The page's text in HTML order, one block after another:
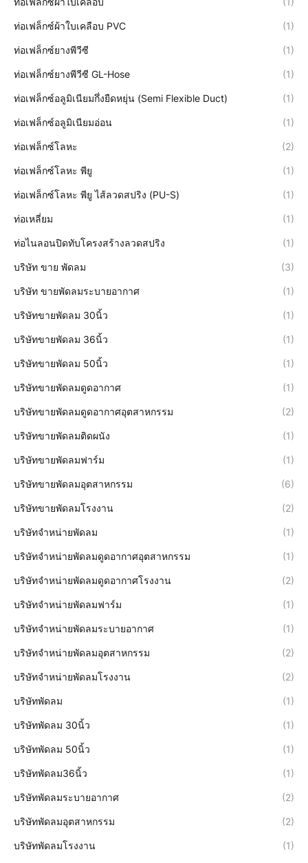
ท่อเฟล็กซ์ผ้าใบเคลือบ PVC (1)
ท่อเฟล็กซ์ยางพีวีซี (1)
ท่อเฟล็กซ์ยางพีวีซี GL-Hose (1)
ท่อเฟล็กซ์อลูมิเนียมกึ่งยืดหยุ่น (Semi Flexible Duct) (1)
ท่อเฟล็กซ์อลูมิเนียมอ่อน (1)
ท่อเฟล็กซ์โลหะ (2)
ท่อเฟล็กซ์โลหะ พียู (1)
ท่อเฟล็กซ์โลหะ พียู ไส้ลวดสปริง (PU-S) (1)
ท่อเหลี่ยม (1)
ท่อไนลอนปิดทับโครงสร้างลวดสปริง (1)
บริษัท ขาย พัดลม (3)
บริษัท ขายพัดลมระบายอากาศ (1)
บริษัทขายพัดลม 30นิ้ว (1)
บริษัทขายพัดลม 36นิ้ว (1)
บริษัทขายพัดลม 50นิ้ว (1)
บริษัทขายพัดลมดูดอากาศ (1)
บริษัทขายพัดลมดูดอากาศอุตสาหกรรม (2)
บริษัทขายพัดลมติดผนัง (1)
บริษัทขายพัดลมฟาร์ม (1)
บริษัทขายพัดลมอุตสาหกรรม (6)
บริษัทขายพัดลมโรงงาน (2)
บริษัทจำหน่ายพัดลม (1)
บริษัทจำหน่ายพัดลมดูดอากาศอุตสาหกรรม (1)
บริษัทจำหน่ายพัดลมดูดอากาศโรงงาน (2)
บริษัทจำหน่ายพัดลมฟาร์ม (1)
บริษัทจำหน่ายพัดลมระบายอากาศ (1)
บริษัทจำหน่ายพัดลมอุตสาหกรรม (2)
บริษัทจำหน่ายพัดลมโรงงาน (2)
บริษัทพัดลม (1)
บริษัทพัดลม 30นิ้ว (1)
บริษัทพัดลม 50นิ้ว (1)
บริษัทพัดลม36นิ้ว (1)
บริษัทพัดลมระบายอากาศ (2)
บริษัทพัดลมอุตสาหกรรม (2)
บริษัทพัดลมโรงงาน (1)